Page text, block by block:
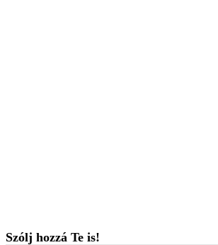
Szólj hozzá Te is!